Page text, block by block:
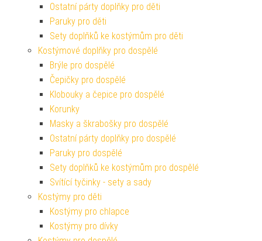
Ostatní párty doplňky pro děti
Paruky pro děti
Sety doplňků ke kostýmům pro děti
Kostýmové doplňky pro dospělé
Brýle pro dospělé
Čepičky pro dospělé
Klobouky a čepice pro dospělé
Korunky
Masky a škrabošky pro dospělé
Ostatní párty doplňky pro dospělé
Paruky pro dospělé
Sety doplňků ke kostýmům pro dospělé
Svítící tyčinky - sety a sady
Kostýmy pro děti
Kostýmy pro chlapce
Kostýmy pro dívky